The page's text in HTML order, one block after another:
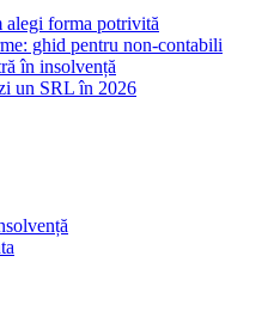
alegi forma potrivită
ghid pentru non-contabili
în insolvență
un SRL în 2026